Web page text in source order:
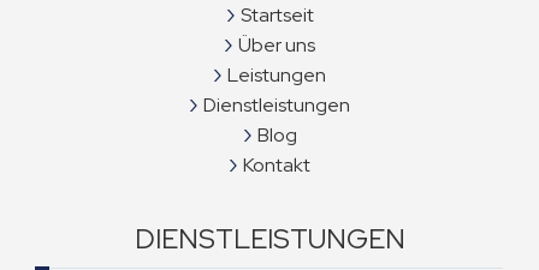
Startseit
Über uns
Leistungen
Dienstleistungen
Blog
Kontakt
DIENSTLEISTUNGEN